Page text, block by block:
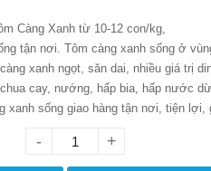
Càng Xanh từ 10-12 con/kg,
tận nơi. Tôm càng xanh sống ở
xanh ngọt, săn dai, nhiều giá trị
cay, nướng, hấp bia, hấp nước
xanh sống giao hàng tận nơi, tiện lợi,
- +